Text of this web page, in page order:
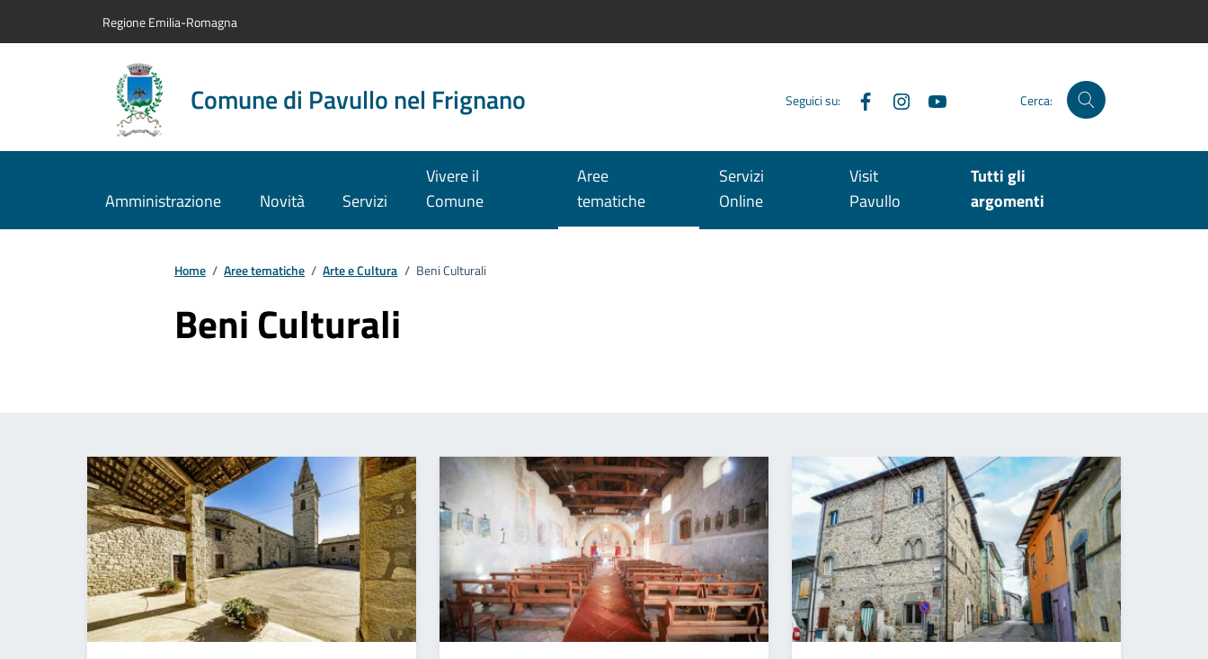
Regione Emilia-Romagna
Comune di Pavullo nel Frignano Seguici su: FacebookInstagram Cerca:
Amministrazione Novità Servizi
Vivere il
Comune
Aree
tematiche
Servizi
Online
Visit
Pavullo
Tutti gli
argomenti
Home / Aree tematiche / Arte e Cultura / Beni Culturali
Beni Culturali